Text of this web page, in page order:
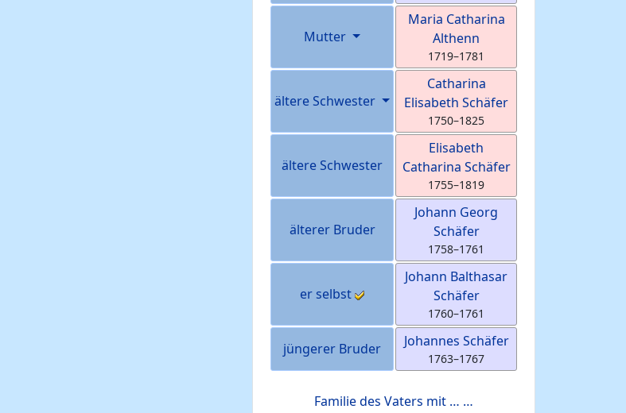
Mutter
Maria Catharina
Althenn
1719–1781
ältere Schwester
Catharina
Elisabeth Schäfer
1750–1825
ältere Schwester
Elisabeth
Catharina Schäfer
1755–1819
älterer Bruder
Johann Georg
Schäfer
1758–1761
er selbst
Johann Balthasar
Schäfer
1760–1761
jüngerer Bruder Johannes Schäfer
1763–1767
Familie des Vaters mit … …